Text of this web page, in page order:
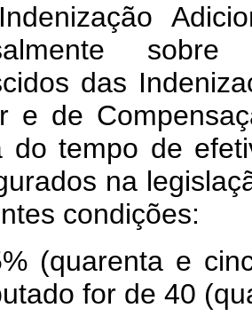
das
e de
do tempo de
na
condições:
(quarenta e
for de 40